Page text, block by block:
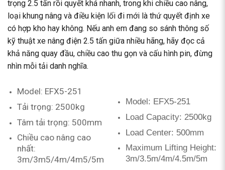
trọng 2.5 tấn rồi quyết khá nhanh, trong khi chiều cao nâng,
loại khung nâng và điều kiện lối đi mới là thứ quyết định xe
có hợp kho hay không. Nếu anh em đang so sánh thông số
kỹ thuật xe nâng điện 2.5 tấn giữa nhiều hãng, hãy đọc cả
khả năng quay đầu, chiều cao thu gọn và cấu hình pin, đừng
nhìn mỗi tải danh nghĩa.
Model: EFX5-251
Tải trọng: 2500kg
Tâm tải trọng: 500mm
Chiều cao nâng cao
nhất:
3m/3m5/4m/4m5/5m
Model: EFX5-251
Load Capacity: 2500kg
Load Center: 500mm
Maximum Lifting Height:
3m/3.5m/4m/4.5m/5m